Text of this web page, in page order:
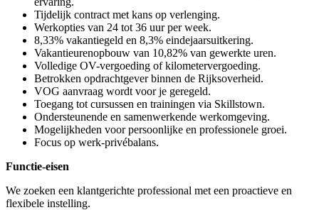
Tijdelijk contract met kans op verlenging.
Werkopties van 24 tot 36 uur per week.
8,33% vakantiegeld en 8,3% eindejaarsuitkering.
Vakantieurenopbouw van 10,82% van gewerkte uren.
Volledige OV-vergoeding of kilometervergoeding.
Betrokken opdrachtgever binnen de Rijksoverheid.
VOG aanvraag wordt voor je geregeld.
Toegang tot cursussen en trainingen via Skillstown.
Ondersteunende en samenwerkende werkomgeving.
Mogelijkheden voor persoonlijke en professionele groei.
Focus op werk-privébalans.
Functie-eisen
We zoeken een klantgerichte professional met een proactieve en
flexibele instelling.